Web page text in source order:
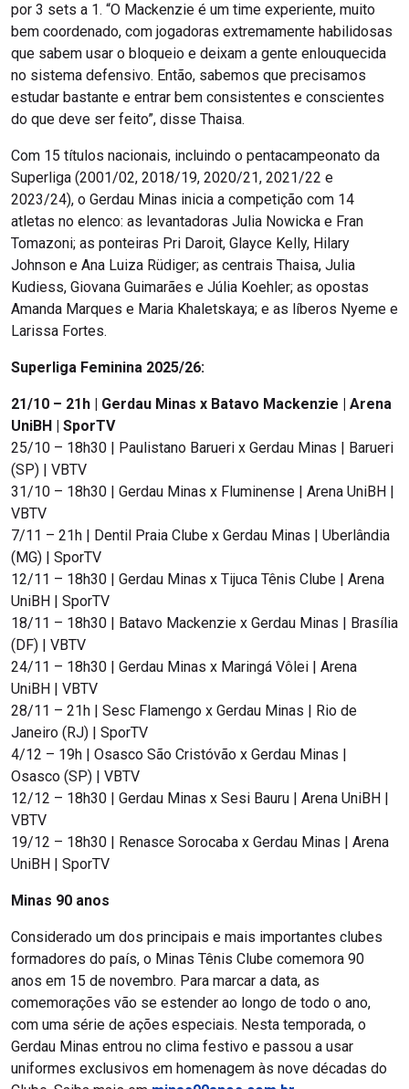
por 3 sets a 1. “O Mackenzie é um time experiente, muito
bem coordenado, com jogadoras extremamente habilidosas
que sabem usar o bloqueio e deixam a gente enlouquecida
no sistema defensivo. Então, sabemos que precisamos
estudar bastante e entrar bem consistentes e conscientes
do que deve ser feito”, disse Thaisa.
Com 15 títulos nacionais, incluindo o pentacampeonato da
Superliga (2001/02, 2018/19, 2020/21, 2021/22 e
2023/24), o Gerdau Minas inicia a competição com 14
atletas no elenco: as levantadoras Julia Nowicka e Fran
Tomazoni; as ponteiras Pri Daroit, Glayce Kelly, Hilary
Johnson e Ana Luiza Rüdiger; as centrais Thaisa, Julia
Kudiess, Giovana Guimarães e Júlia Koehler; as opostas
Amanda Marques e Maria Khaletskaya; e as líberos Nyeme e
Larissa Fortes.
Superliga Feminina 2025/26:
21/10 – 21h | Gerdau Minas x Batavo Mackenzie | Arena
UniBH | SporTV
25/10 – 18h30 | Paulistano Barueri x Gerdau Minas | Barueri
(SP) | VBTV
31/10 – 18h30 | Gerdau Minas x Fluminense | Arena UniBH |
VBTV
7/11 – 21h | Dentil Praia Clube x Gerdau Minas | Uberlândia
(MG) | SporTV
12/11 – 18h30 | Gerdau Minas x Tijuca Tênis Clube | Arena
UniBH | SporTV
18/11 – 18h30 | Batavo Mackenzie x Gerdau Minas | Brasília
(DF) | VBTV
24/11 – 18h30 | Gerdau Minas x Maringá Vôlei | Arena
UniBH | VBTV
28/11 – 21h | Sesc Flamengo x Gerdau Minas | Rio de
Janeiro (RJ) | SporTV
4/12 – 19h | Osasco São Cristóvão x Gerdau Minas |
Osasco (SP) | VBTV
12/12 – 18h30 | Gerdau Minas x Sesi Bauru | Arena UniBH |
VBTV
19/12 – 18h30 | Renasce Sorocaba x Gerdau Minas | Arena
UniBH | SporTV
Minas 90 anos
Considerado um dos principais e mais importantes clubes
formadores do país, o Minas Tênis Clube comemora 90
anos em 15 de novembro. Para marcar a data, as
comemorações vão se estender ao longo de todo o ano,
com uma série de ações especiais. Nesta temporada, o
Gerdau Minas entrou no clima festivo e passou a usar
uniformes exclusivos em homenagem às nove décadas do